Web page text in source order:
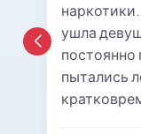
ушла
пытались